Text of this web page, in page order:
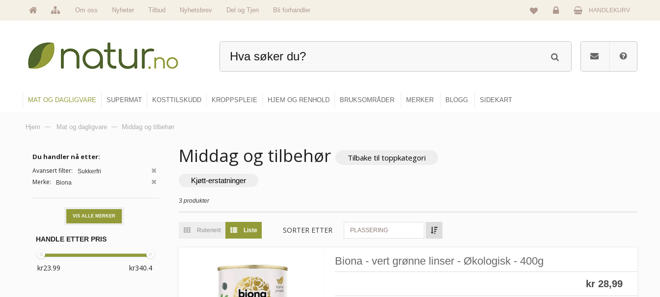
Om oss Nyheter Tilbud Nyhetsbrev Del og Tjen
Bli forhandler
Logg
HANDLEKURV
MAT OG DAGLIGVARE SUPERMAT KOSTTILSKUDD KROPPSPLEIE HJEM OG RENHOLD BRUKSOMRÅDER MERKER BLOGG SIDEKART
Hjem — Mat og dagligvare — Middag og tilbehør
Middag og tilbehør Tilbake til toppkategori
Kjøtt-erstatninger
3 produkter
Rutenett Liste SORTER ETTER PLASSERING
Biona - vert grønne linser - Økologisk - 400g
kr 28,99
Du handler nå etter:
Avansert filter: Sukkerfri
Merke: Biona
VIS ALLE MERKER
HANDLE ETTER PRIS